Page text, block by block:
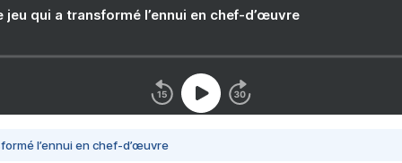
jeu qui a transformé l’ennui en chef-d’œuvre
l’ennui en chef-d’œuvre